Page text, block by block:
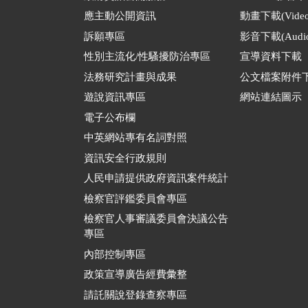
應主動公開資訊
訴願專區
性別主流化/性騷擾防治專區
法務研究計畫與成果
遊說資訊專區
電子公布欄
中英網站專有名詞對照
資訊安全行政規則
人民申請提供政府資訊案件統計
檢察官評鑑委員會專區
檢察官人事審議委員會決議公告
專區
內部控制專區
政策宣導廣告經費彙整
請託關說登錄查察專區
動畫下載
影音下載
宣導資料下載
公文檔案附件
網站連結圖示